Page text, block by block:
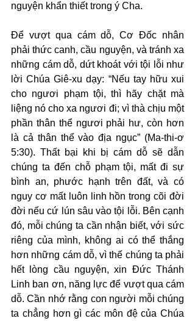
nguyện khẩn thiết trong ý Cha.
Để vượt qua cám dỗ, Cơ Đốc nhân
phải thức canh, cầu nguyện, và tránh xa
những cám dỗ, dứt khoát với tội lỗi như
lời Chúa Giê-xu dạy: “Nếu tay hữu xui
cho ngươi phạm tội, thì hãy chặt mà
liệng nó cho xa ngươi đi; vì thà chịu một
phần thân thể ngươi phải hư, còn hơn
là cả thân thể vào địa ngục” (Ma-thi-ơ
5:30). Thất bại khi bị cám dỗ sẽ dẫn
chúng ta đến chỗ phạm tội, mất đi sự
bình an, phước hạnh trên đất, và có
nguy cơ mất luôn linh hồn trong cõi đời
đời nếu cứ lún sâu vào tội lỗi. Bên cạnh
đó, mỗi chúng ta cần nhận biết, với sức
riêng của mình, không ai có thể thắng
hơn những cám dỗ, vì thế chúng ta phải
hết lòng cầu nguyện, xin Đức Thánh
Linh ban ơn, năng lực để vượt qua cám
dỗ. Cần nhớ rằng con người mỗi chúng
ta chẳng hơn gì các môn đệ của Chúa